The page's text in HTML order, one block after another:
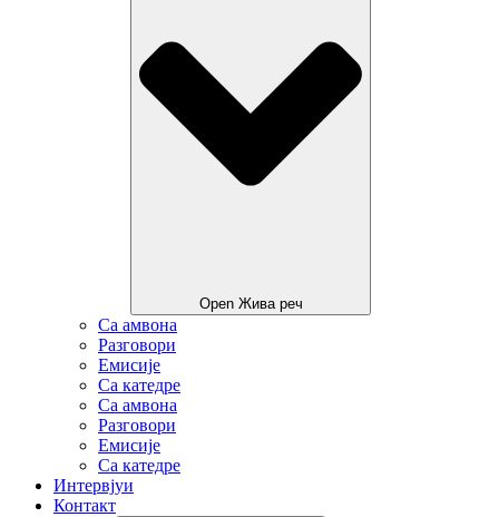
Open Жива реч
Са амвона
Разговори
Емисије
Са катедре
Са амвона
Разговори
Емисије
Са катедре
Интервјуи
Контакт